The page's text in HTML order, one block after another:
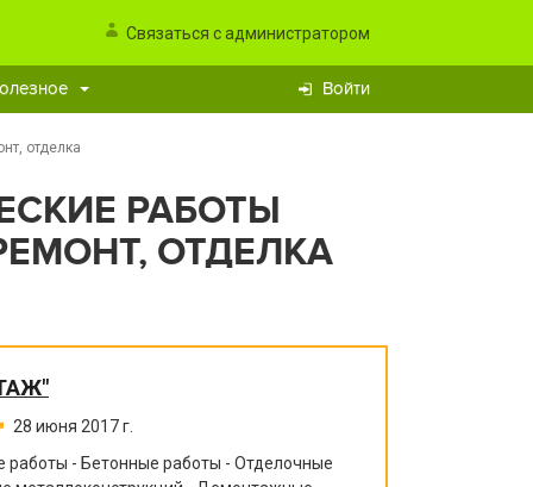
Связаться с администратором
Войти
отделка
РАБОТЫ
ОТДЕЛКА
28 июня 2017 г.
- Бетонные работы - Отделочные